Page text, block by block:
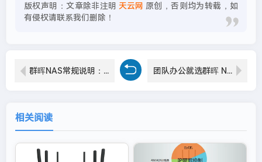
版权声明：文章除非注明 天云网 原创，否则均为转载，如
有侵权请联系我们删除！
群晖NAS常规说明：哪些型号支持存储空间加密？ 团队办公就选群晖 NAS，文件权限、电脑备份轻松设置
相关阅读